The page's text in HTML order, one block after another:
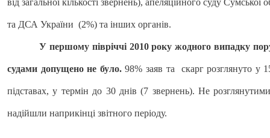
та ДСА України (2%) та інших органів.
У першому півріччі 2010 року жодного випадку
судами допущено не було.98% заяв та скарг розглянуто у
підставах, у термін до 30 днів (7 звернень). Не
надійшли наприкінці звітного періоду.